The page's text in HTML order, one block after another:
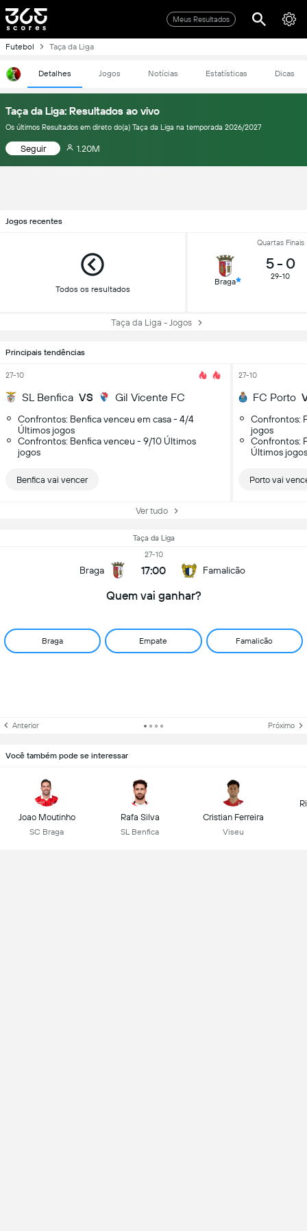
Meus Resultados
Futebol Taça da Liga
Detalhes Jogos Notícias Estatísticas Dicas
Taça da Liga: Resultados ao vivo
Os últimos Resultados em direto do(a) Taça da Liga na temporada 2026/2027
Seguir 1.20M
Jogos recentes
Todos os resultados
Quartas Finais
Braga
5- 0
29-10
Taça da Liga - Jogos
Principais tendências
27-10
SL Benfica VS Gil Vicente FC
Confrontos: Benfica venceu em casa - 4/4
Últimos jogos
Confrontos: Benfica venceu - 9/10 Últimos
jogos
Benfica vai vencer
27-10
FC Porto
Confrontos:
jogos
Confrontos:
Últimos jogos
Porto vai
Ver tudo
Taça da Liga
Braga
27-10
17:00 Famalicão
Quem vai ganhar?
Braga Empate Famalicão
Anterior Próximo
Você também pode se interessar
Joao Moutinho
SC Braga
Rafa Silva
SL Benfica
Cristian Ferreira
Viseu